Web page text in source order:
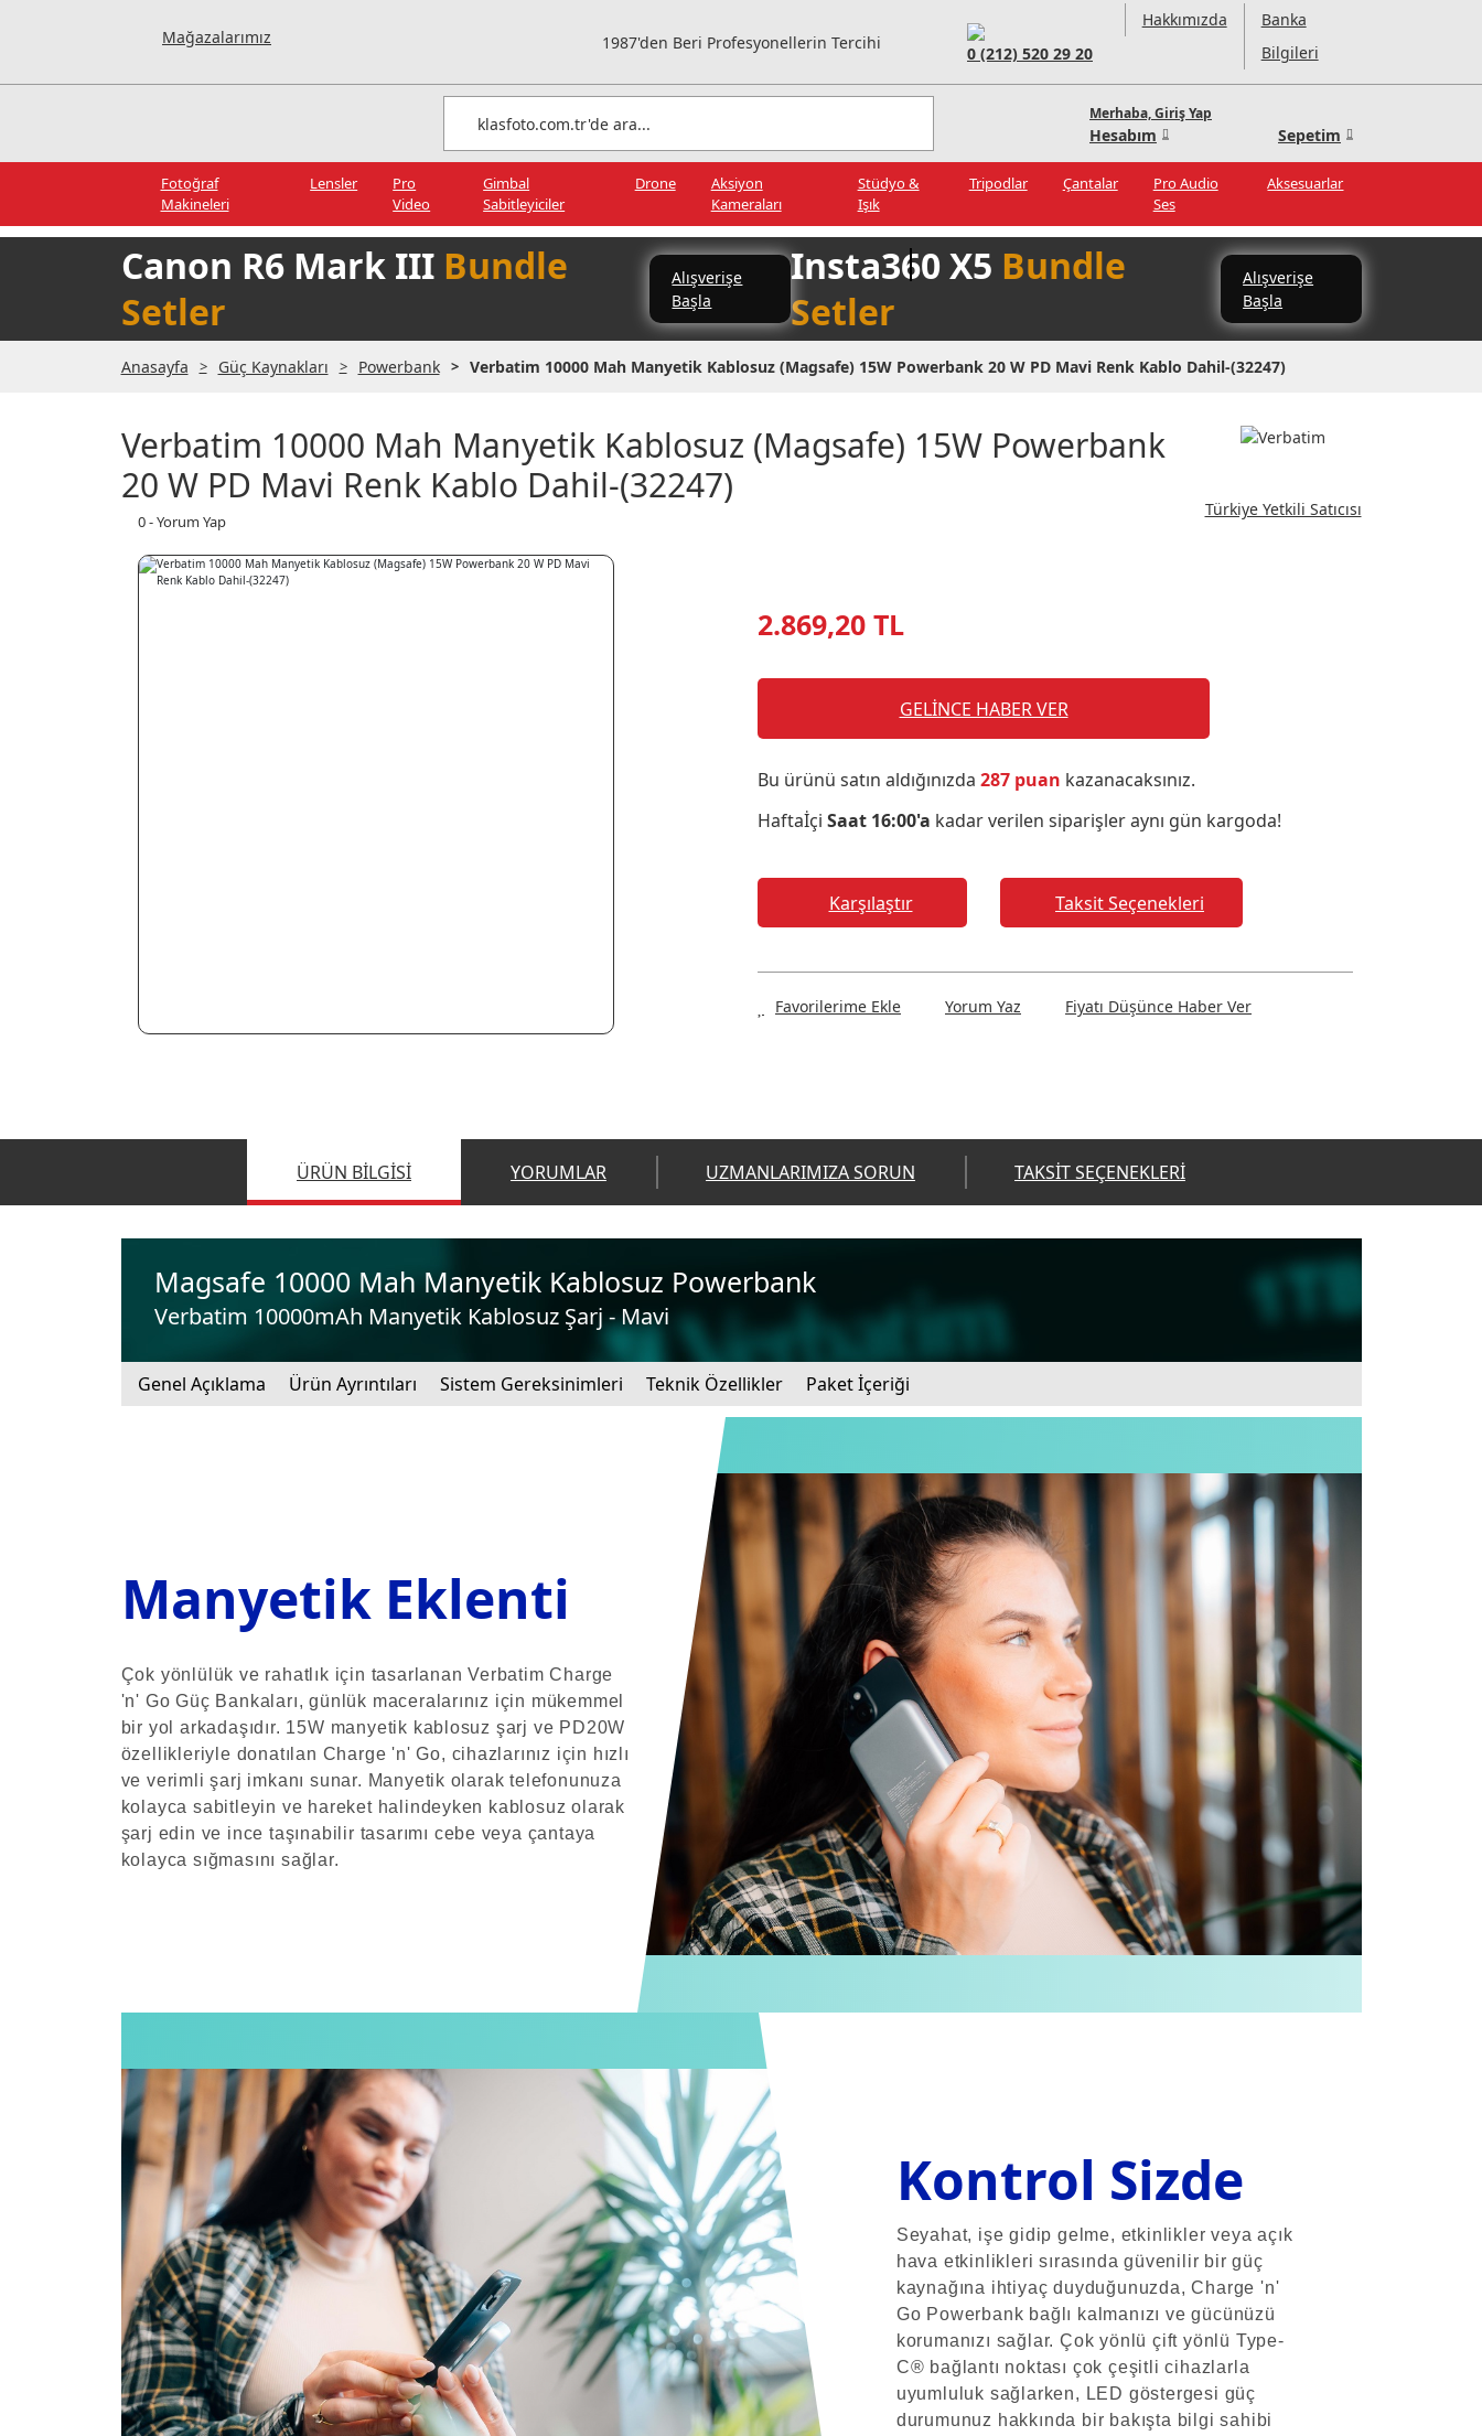
Mağazalarımız 1987'den Beri Profesyonellerin Tercihi
0 (212) 520 29 20
Hakkımızda
Banka
Bilgileri
Merhaba, Giriş Yap
Hesabım Sepetim
Fotoğraf
Makineleri
Lensler
Pro
Video
Gimbal
Sabitleyiciler
Drone
Aksiyon
Kameraları
Stüdyo &
Işık
Tripodlar Çantalar
Pro Audio
Ses
Aksesuarlar
Canon R6 Mark III Bundle
Setler
Alışverişe
Başla
Insta360 X5 Bundle
Setler
Alışverişe
Başla
Anasayfa Güç Kaynakları Powerbank Verbatim 10000 Mah Manyetik Kablosuz (Magsafe) 15W Powerbank 20 W PD Mavi Renk Kablo Dahil-(32247)
Verbatim 10000 Mah Manyetik Kablosuz (Magsafe) 15W Powerbank
20 W PD Mavi Renk Kablo Dahil-(32247)
0 - Yorum Yap
Türkiye Yetkili Satıcısı
2.869,20 TL
GELİNCE HABER VER
Bu ürünü satın aldığınızda 287 puan kazanacaksınız.
Haftaİçi Saat 16:00'a kadar verilen siparişler aynı gün kargoda!
Karşılaştır Taksit Seçenekleri
Yorum Yaz Fiyatı Düşünce Haber Ver
ÜRÜN BILGISI YORUMLAR UZMANLARIMIZA SORUN TAKSIT SEÇENEKLERI
Magsafe 10000 Mah Manyetik Kablosuz Powerbank
Verbatim 10000mAh Manyetik Kablosuz Şarj - Mavi
Genel Açıklama Ürün Ayrıntıları Sistem Gereksinimleri Teknik Özellikler Paket İçeriği
Manyetik Eklenti
Çok yönlülük ve rahatlık için tasarlanan Verbatim Charge
'n' Go Güç Bankaları, günlük maceralarınız için mükemmel
bir yol arkadaşıdır. 15W manyetik kablosuz şarj ve PD20W
özellikleriyle donatılan Charge 'n' Go, cihazlarınız için hızlı
ve verimli şarj imkanı sunar. Manyetik olarak telefonunuza
kolayca sabitleyin ve hareket halindeyken kablosuz olarak
şarj edin ve ince taşınabilir tasarımı cebe veya çantaya
kolayca sığmasını sağlar.
Kontrol Sizde
Seyahat, işe gidip gelme, etkinlikler veya açık
hava etkinlikleri sırasında güvenilir bir güç
kaynağına ihtiyaç duyduğunuzda, Charge 'n'
Go Powerbank bağlı kalmanızı ve gücünüzü
korumanızı sağlar. Çok yönlü çift yönlü Type-
C® bağlantı noktası çok çeşitli cihazlarla
uyumluluk sağlarken, LED göstergesi güç
durumunuz hakkında bir bakışta bilgi sahibi